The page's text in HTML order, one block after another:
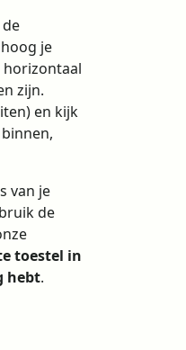
je
zijn.
en kijk
van je
de
toestel in
hebt.